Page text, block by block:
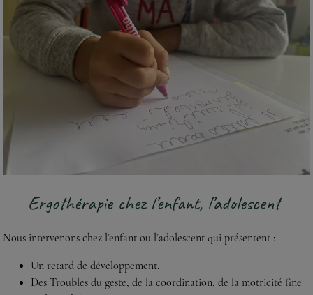
Ergothérapie chez l’enfant, l’adolescent
Nous intervenons chez l’enfant ou l’adolescent qui présentent :
Un retard de développement.
Des Troubles du geste, de la coordination, de la motricité fine